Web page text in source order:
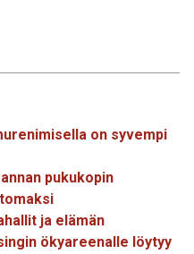
on syvempi
pukukopin
ja elämän
ökyareenalle löytyy